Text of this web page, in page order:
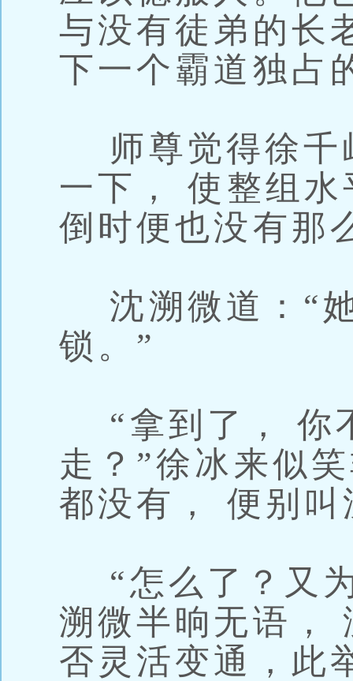
与没有徒弟的长
下一个霸道独占
师尊觉得徐千
一下， 使整组
倒时便也没有那
沈溯微道：“
锁。”
“拿到了， 你
走？”徐冰来似
都没有， 便别叫
“怎么了？又
溯微半晌无语，
否灵活变通，此